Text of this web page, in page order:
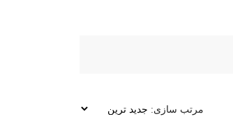
مرتب سازی: